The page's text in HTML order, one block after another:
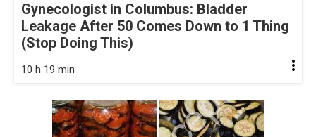
Gynecologist in Columbus: Bladder
Leakage After 50 Comes Down to 1 Thing
(Stop Doing This)
10 h 19 min